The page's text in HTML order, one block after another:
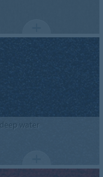
deep water